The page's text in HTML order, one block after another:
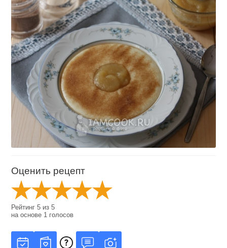
Оценить рецепт
Рейтинг5 из5
на основе 1 голосов